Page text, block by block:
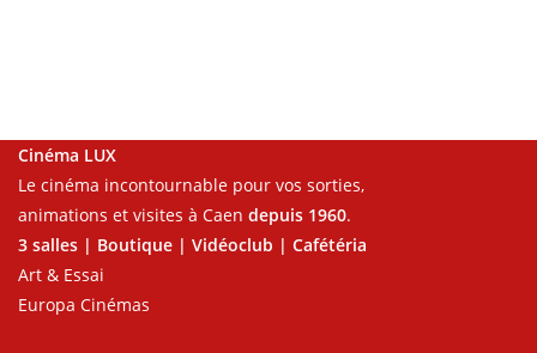
Cinéma LUX
Le cinéma incontournable pour vos sorties,
animations et visites à Caen depuis 1960.
3 salles | Boutique | Vidéoclub | Cafétéria
Art & Essai
Europa Cinémas